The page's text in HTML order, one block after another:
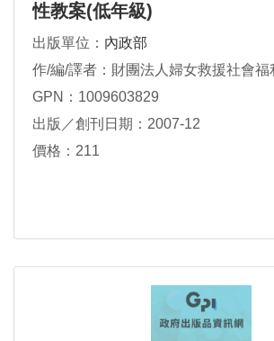
性教案(低年級)
出版單位： 內政部
作/編/譯者：財團法人婦女救援社會福
GPN：1009603829
出版／創刊日期：2007-12
價格：211